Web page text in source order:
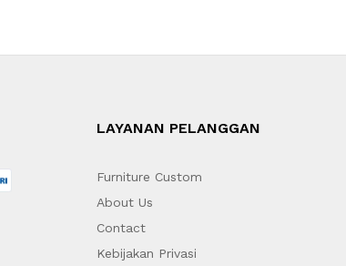
LAYANAN PELANGGAN
Furniture Custom
About Us
Contact
Kebijakan Privasi